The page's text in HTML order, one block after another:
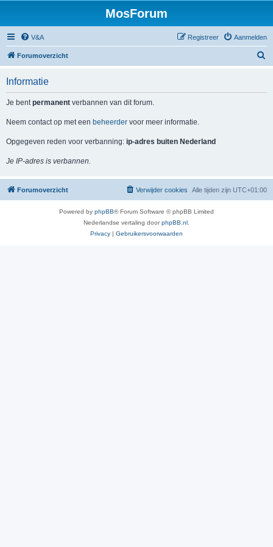
MosForum
V&A Aanmelden
Registreer
Forumoverzicht
Informatie
Je bentpermanent verbannen van dit forum.
Neem contact op met een beheerder voor meer informatie.
Opgegeven reden voor verbanning: ip-adres buiten Nederland
Je IP-adres is verbannen.
Forumoverzicht Alle tijden zijn UTC+01:00
Verwijder cookies
Powered by phpBB® Forum Software © phpBB Limited
Nederlandse vertaling doorphpBB.nl
Privacy | Gebruikersvoorwaarden